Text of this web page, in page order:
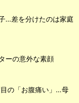
…差を分けたのは家庭
ーの意外な素顔
の「お腹痛い」…母